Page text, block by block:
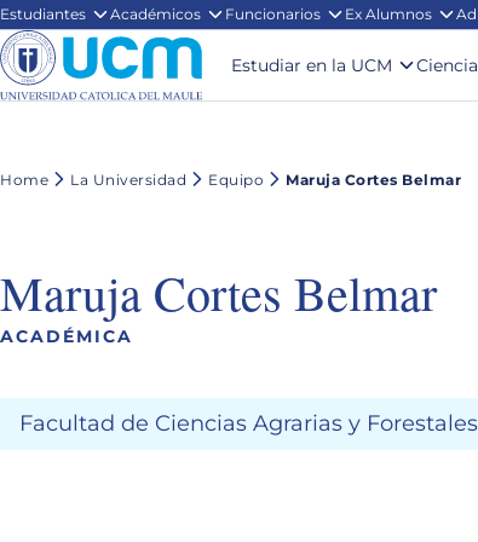
Estudiantes Académicos Funcionarios Ex Alumnos
Estudiar en la UCM
Home La Universidad Equipo Maruja Cortes Belmar
Maruja Cortes Belmar
ACADÉMICA
Facultad de Ciencias Agrarias y Forestales